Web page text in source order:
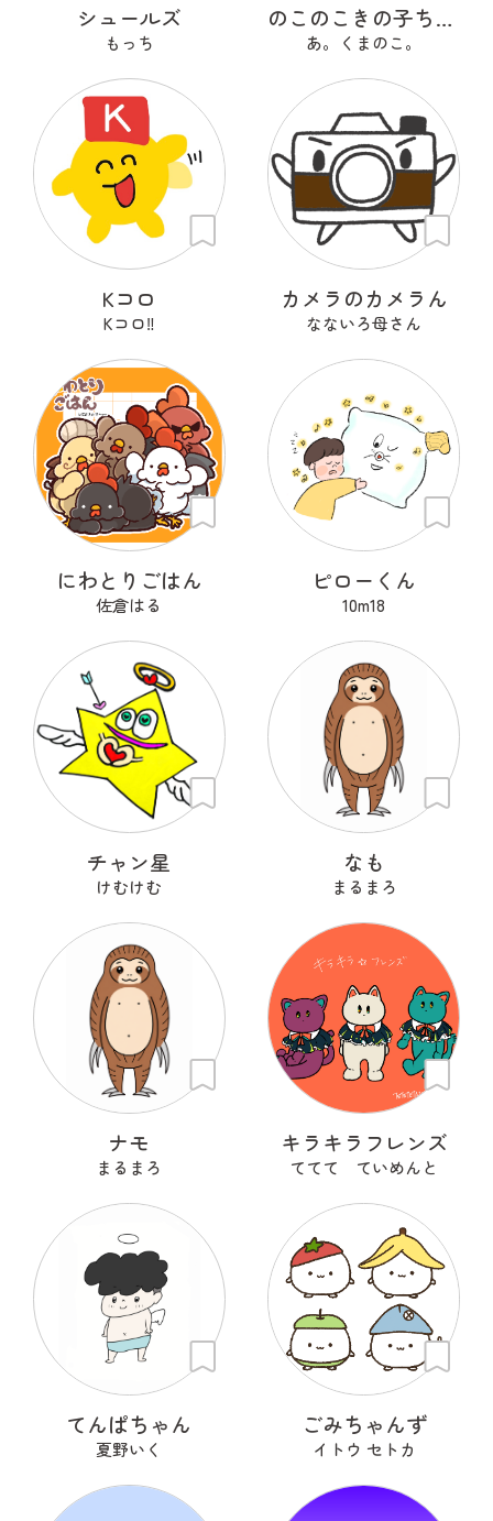
シュールズ
もっち
のこのこきの子ちゃん
あ。くまのこ。
Kコロ
Kコロ‼︎
カメラのカメラん
なないろ母さん
にわとりごはん
佐倉はる
ピローくん
10m18
チャン星
けむけむ
なも
まるまろ
ナモ
まるまろ
キラキラフレンズ
ててて ていめんと
てんぱちゃん
夏野いく
ごみちゃんず
イトウ セトカ